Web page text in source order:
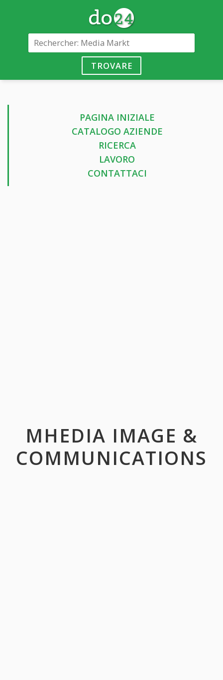
TROVARE
PAGINA INIZIALE
CATALOGO AZIENDE
RICERCA
LAVORO
CONTATTACI
MHEDIA IMAGE &
COMMUNICATIONS